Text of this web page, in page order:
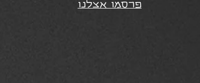
פרסמו אצלנו